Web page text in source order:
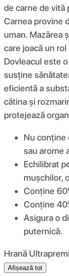
de carne de vită
Carnea provine
uman. Mazărea
care joacă un
Dovleacul este
susține
eficientă a
cătina și
protejează
Nu conține
sau arome
Echilibrat
mușchilor,
Conține
Conține
Asigura o
puternică.
Hrană
Afișează tot